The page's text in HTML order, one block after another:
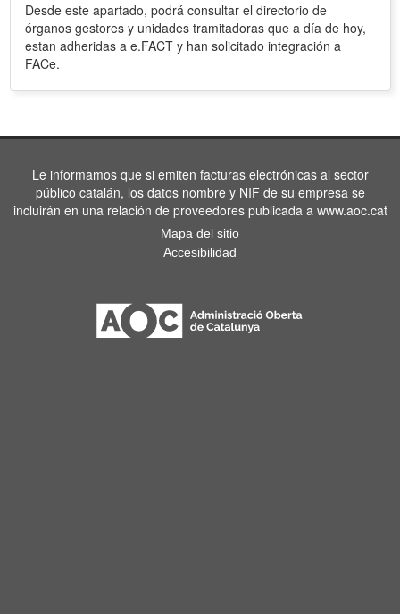
Desde este apartado, podrá consultar el directorio de
órganos gestores y unidades tramitadoras que a día de hoy,
estan adheridas a e.FACT y han solicitado integración a
FACe.
Le informamos que si emiten facturas electrónicas al sector
público catalán, los datos nombre y NIF de su empresa se
incluirán en una relación de proveedores publicada a www.aoc.cat
Mapa del sitio
Accesibilidad